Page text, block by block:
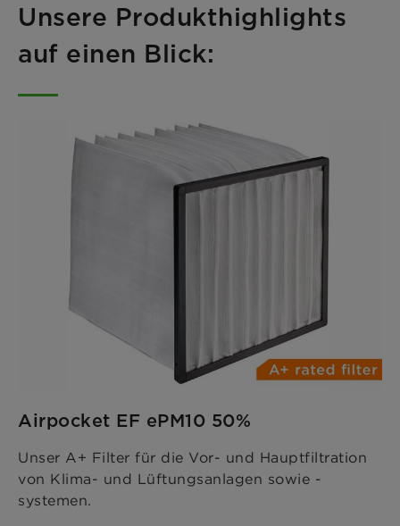
Unsere Produkthighlights
auf einen Blick:
Airpocket EF ePM10 50%
Unser A+ Filter für die Vor- und Hauptfiltration
von Klima- und Lüftungsanlagen sowie -
systemen.